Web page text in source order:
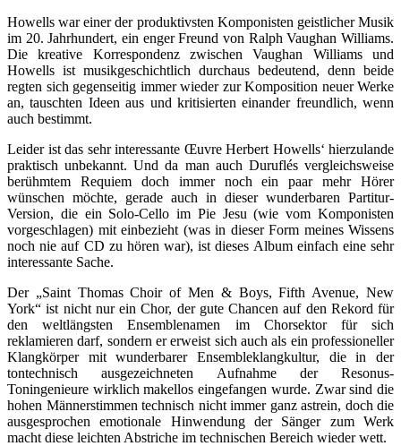
Howells war einer der produktivsten Komponisten geistlicher Musik
im 20. Jahrhundert, ein enger Freund von Ralph Vaughan Williams.
Die kreative Korrespondenz zwischen Vaughan Williams und
Howells ist musikgeschichtlich durchaus bedeutend, denn beide
regten sich gegenseitig immer wieder zur Komposition neuer Werke
an, tauschten Ideen aus und kritisierten einander freundlich, wenn
auch bestimmt.
Leider ist das sehr interessante Œuvre Herbert Howells‘ hierzulande
praktisch unbekannt. Und da man auch Duruflés vergleichsweise
berühmtem Requiem doch immer noch ein paar mehr Hörer
wünschen möchte, gerade auch in dieser wunderbaren Partitur-
Version, die ein Solo-Cello im Pie Jesu (wie vom Komponisten
vorgeschlagen) mit einbezieht (was in dieser Form meines Wissens
noch nie auf CD zu hören war), ist dieses Album einfach eine sehr
interessante Sache.
Der „Saint Thomas Choir of Men & Boys, Fifth Avenue, New
York“ ist nicht nur ein Chor, der gute Chancen auf den Rekord für
den weltlängsten Ensemblenamen im Chorsektor für sich
reklamieren darf, sondern er erweist sich auch als ein professioneller
Klangkörper mit wunderbarer Ensembleklangkultur, die in der
tontechnisch ausgezeichneten Aufnahme der Resonus-
Toningenieure wirklich makellos eingefangen wurde. Zwar sind die
hohen Männerstimmen technisch nicht immer ganz astrein, doch die
ausgesprochen emotionale Hinwendung der Sänger zum Werk
macht diese leichten Abstriche im technischen Bereich wieder wett.